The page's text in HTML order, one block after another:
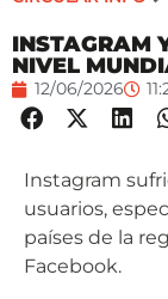
INSTAGRAM
NIVEL
12/06/2026
Instagram
usuarios,
países de la
Facebook.